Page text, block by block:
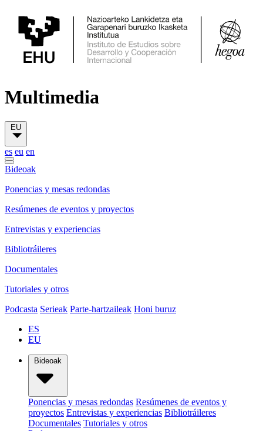
Multimedia
EU
es eu en
Bideoak
Ponencias y mesas redondas
Resúmenes de eventos y proyectos
Entrevistas y experiencias
Bibliotráileres
Documentales
Tutoriales y otros
Podcasta Serieak Parte-hartzaileak Honi buruz
ES
EU
Bideoak
Ponencias y mesas redondas Resúmenes de eventos y
proyectos Entrevistas y experiencias Bibliotráileres
Documentales Tutoriales y otros